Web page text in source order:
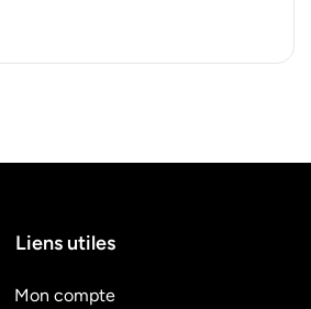
Liens utiles
Mon compte